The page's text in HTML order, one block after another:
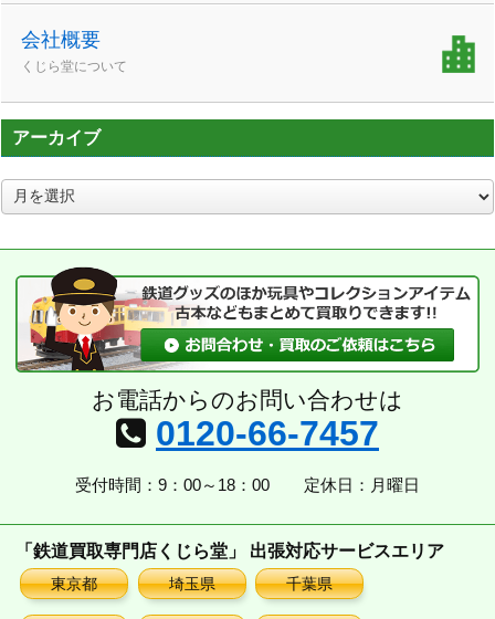
会社概要
くじら堂について
アーカイブ
ア
ー
ブ
お電話からのお問い合わせは
0120-66-7457
受付時間：9：00～18：00 定休日：月曜日
「鉄道買取専門店くじら堂」 出張対応サービスエリア
東京都 埼玉県 千葉県